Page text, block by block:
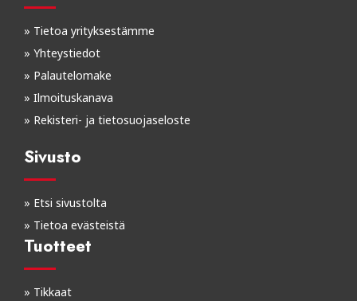
» Tietoa yrityksestämme
» Yhteystiedot
» Palautelomake
» Ilmoituskanava
» Rekisteri- ja tietosuojaseloste
Sivusto
» Etsi sivustolta
» Tietoa evästeistä
Tuotteet
» Tikkaat